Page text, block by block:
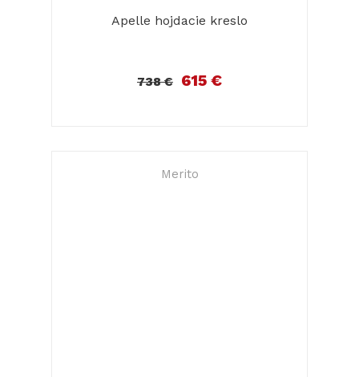
Apelle hojdacie kreslo
738 € 615 €
Merito